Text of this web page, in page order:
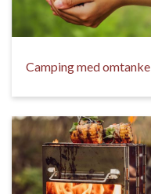
Camping med omtanke